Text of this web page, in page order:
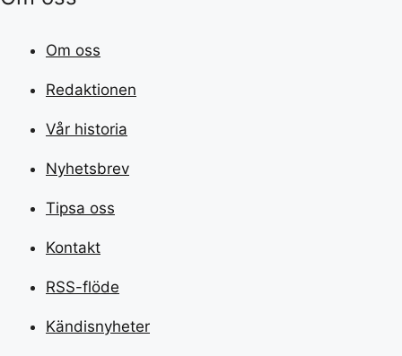
Om oss
Redaktionen
Vår historia
Nyhetsbrev
Tipsa oss
Kontakt
RSS-flöde
Kändisnyheter